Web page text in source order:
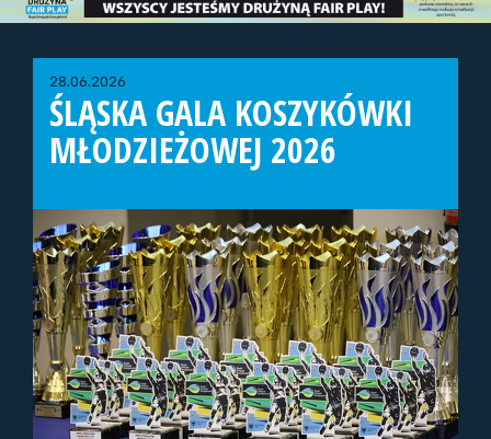
28.06.2026
ŚLĄSKA GALA KOSZYKÓWKI
MŁODZIEŻOWEJ 2026